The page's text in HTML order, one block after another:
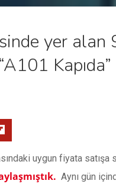
yer
uygun fiyata
Aynı gün